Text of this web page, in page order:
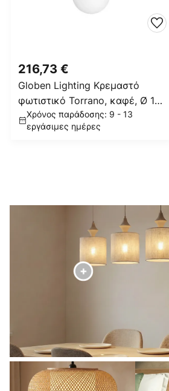
216,73 €
Globen Lighting Κρεμαστό
φωτιστικό Torrano, καφέ, Ø 15
cmΧρόνος παράδοσης: 9 - 13
εργάσιμες ημέρες